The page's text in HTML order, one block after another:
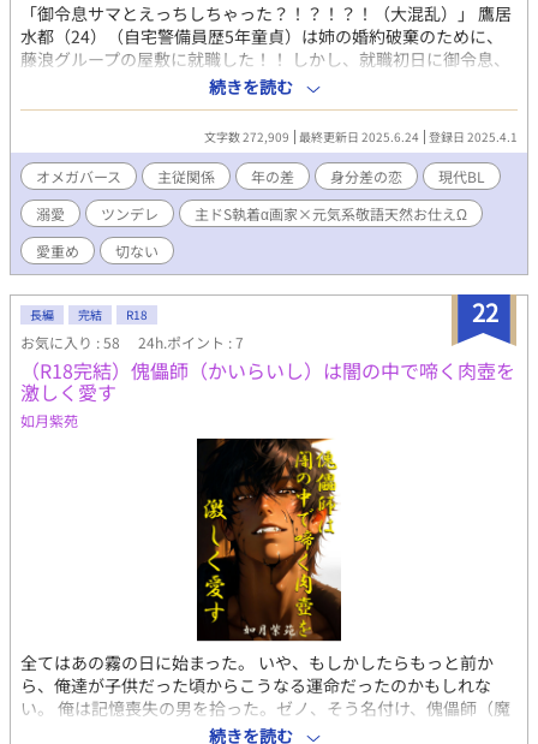
「御令息サマとえっちしちゃった？！？！？！（大混乱）」 鷹居
水都（24）（自宅警備員歴5年童貞）は姉の婚約破棄のために、
藤浪グループの屋敷に就職した！！ しかし、就職初日に御令息、
藤浪綾明（34）に突然キスされ、驚きのあまり、綾明に対して
『悪役令息！！』と無礼を働いてしまう！！ 失礼な態度ばかり取
る水都に対し、綾明は『躾』と称して、屋敷から水都を追い出し
た！！ 水都は到着10分で初めての職場をクビに？！？！ 追い出し
ておいて、水都が気になるツンデレ御令息？！ 目が覚めると、い
つの間にか御令息サマのベッドの上で？！？！ もしかして、御令
息サマとえっちしちゃった？！？！全く記憶にありませんけ
ど？！？！どういうこと？！？！ 一難去ったらまた一難？！今度
はヒートで御令息サマに介抱されてーー？！ 御令息サマは無自覚
訳はできない！！！ 御曹司の一途すぎる溺愛と暴走が止まらな
い、過激すれすれ主従ラブ！！！ 恋しちゃいけない相手に、恋を
してしまった。御曹司×使用人オメガ、禁断の主従関係は既に限
界です！！！ ★えっちな描写があるエピには#が付いています。
まぁ、色々書いたけど、御曹司が使用人を理性崩壊させながら溺
愛する、使用人がツンデレの優しいオメガバースです！！ コメ
ディ×溺愛×エロな部分あります。中盤から主従サスペンス要素
あり。無事本編完結しました！ イイネ、ブクマ、執筆の励みにな
るので、良かったらお願いします！！ 御令息、御曹司、現代
BL、コメディ、日常、年上攻め、年下受け、体格差、サスペン
続きを読む
文字数 272,909 最終更新日 2025.6.24 登録日 2025.4.1
オメガバース 主従関係 年の差 身分差の恋
現代BL
溺愛
ツンデレ
主ドS執着α画家×元気系敬語天然お仕えΩ
愛重め
切ない
22
長編 完結 R18
お気に入り : 58 24h.ポイント : 7
（R18完結）傀儡師（かいらいし）は闇の中で啼く肉壺を
激しく愛す
如月紫苑
全てはあの霧の日に始まった。 いや、もしかしたらもっと前か
ら、俺達が子供だった頃からこうなる運命だったのかもしれな
い。 俺は記憶喪失の男を拾った。ゼノ、そう名付け、傀儡師（魔
導師の一種）である俺の傀儡にした。傀儡は俺の人形なんかでは
続きを読む